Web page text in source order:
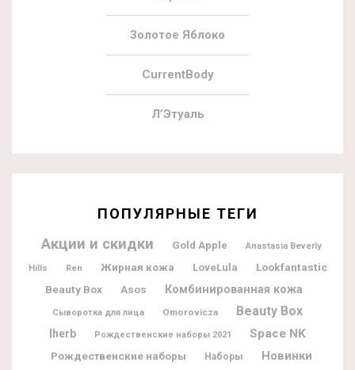
Золотое Яблоко
CurrentBody
Л’Этуаль
ПОПУЛЯРНЫЕ ТЕГИ
Акции и скидки Gold Apple Anastasia Beverly
Hills Ren Жирная кожа LoveLula
Lookfantastic
Beauty Box
Asos Комбинированная кожа
Сыворотка для лица Omorovicza Beauty Box
Iherb Рождественские наборы 2021 Space NK
Рождественские наборы Наборы
Новинки